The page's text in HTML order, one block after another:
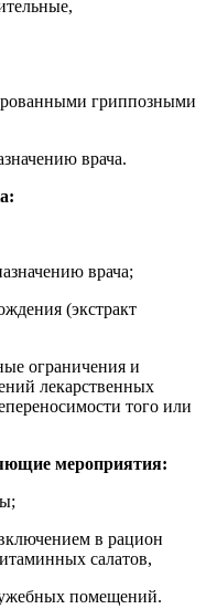
гриппозными
врача.
врача;
(экстракт
ограничения и
лекарственных
того или
мероприятия:
в рацион
салатов,
помещений.